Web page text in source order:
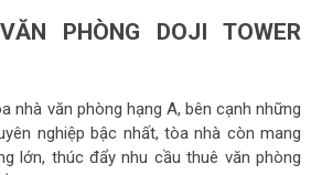
PHÒNG DOJI TOWER
nhà văn phòng hạng A, bên cạnh những
nghiệp bậc nhất, tòa nhà còn mang
lớn, thúc đẩy nhu cầu thuê văn phòng